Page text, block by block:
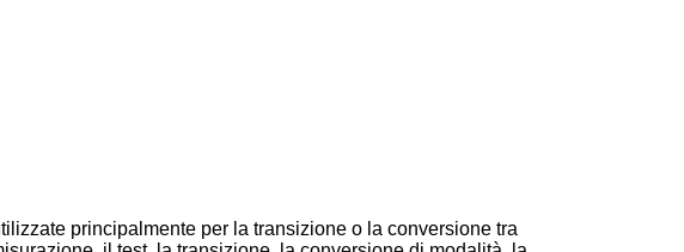
principalmente per la transizione o la conversione tra